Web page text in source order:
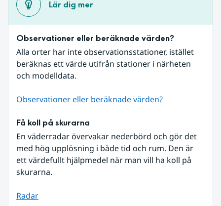
Lär dig mer
Observationer eller beräknade värden?
Alla orter har inte observationsstationer, istället
beräknas ett värde utifrån stationer i närheten
och modelldata.
Observationer eller beräknade värden?
Få koll på skurarna
En väderradar övervakar nederbörd och gör det
med hög upplösning i både tid och rum. Den är
ett värdefullt hjälpmedel när man vill ha koll på
skurarna.
Radar